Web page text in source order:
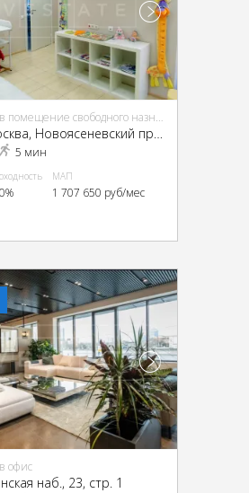
Инвестиции в помещение свободного назначения (ПСН)
ЮЗАО, г Москва, Новоясеневский пр-т, 13, кор. 2
5 мин
МАП
1 707 650 руб/мес
офис
наб., 23, стр. 1